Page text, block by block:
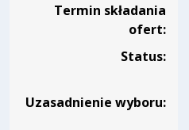
Termin składania
ofert:
Status:
Uzasadnienie wyboru: